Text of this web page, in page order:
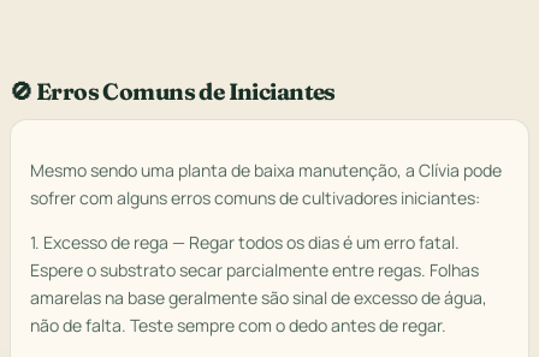
🚫 Erros Comuns de Iniciantes
Mesmo sendo uma planta de baixa manutenção, a Clívia pode
sofrer com alguns erros comuns de cultivadores iniciantes:
1. Excesso de rega — Regar todos os dias é um erro fatal.
Espere o substrato secar parcialmente entre regas. Folhas
amarelas na base geralmente são sinal de excesso de água,
não de falta. Teste sempre com o dedo antes de regar.